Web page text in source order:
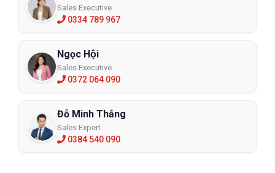
Sales Executive
0334 789 967
Ngọc Hội
Sales Executive
0372 064 090
Đỗ Minh Thắng
Sales Expert
0384 540 090